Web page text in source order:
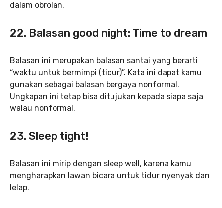
dalam obrolan.
22. Balasan good night: Time to dream
Balasan ini merupakan balasan santai yang berarti
“waktu untuk bermimpi (tidur)”. Kata ini dapat kamu
gunakan sebagai balasan bergaya nonformal.
Ungkapan ini tetap bisa ditujukan kepada siapa saja
walau nonformal.
23. Sleep tight!
Balasan ini mirip dengan sleep well, karena kamu
mengharapkan lawan bicara untuk tidur nyenyak dan
lelap.